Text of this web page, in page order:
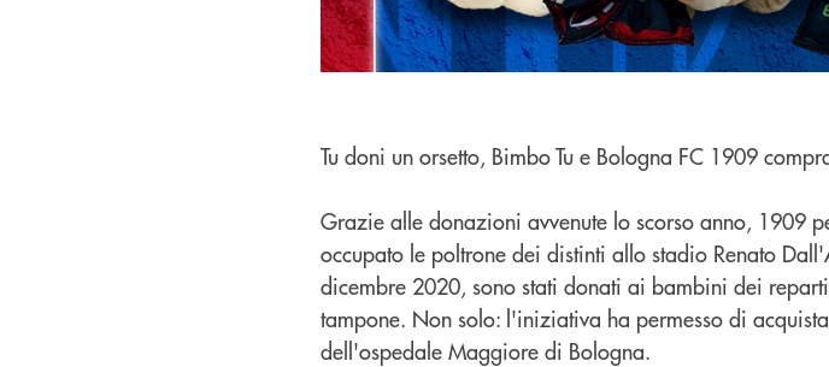
Tu doni un orsetto, Bimbo Tu e Bologna FC 1909
Grazie alle donazioni avvenute lo scorso anno, 1909
occupato le poltrone dei distinti allo stadio Renato
dicembre 2020, sono stati donati ai bambini dei
tampone. Non solo: l'iniziativa ha permesso di
dell'ospedale Maggiore di Bologna.